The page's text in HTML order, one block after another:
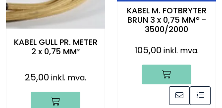
KABEL GULL PR. METER
2 x 0,75 MM²
25,00 inkl. mva.
KABEL M. FOTBRYTER
BRUN 3 x 0,75 MMª -
3500/2000
105,00 inkl. mva.